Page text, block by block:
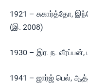
1921 – சுகார்த்தோ,
(இ. 2008)
1930 – இர. ந. வீரப்பன்,
1941 – ஜார்ஜ் பெல்,